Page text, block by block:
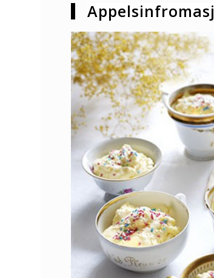
Appelsinfromasj